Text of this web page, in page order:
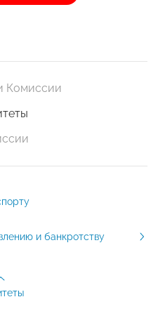
Комиссии
и банкротству